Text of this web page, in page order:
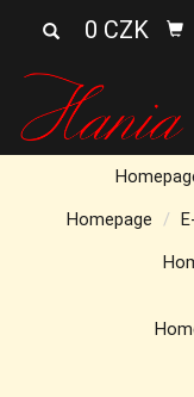
0 CZK
Homepage